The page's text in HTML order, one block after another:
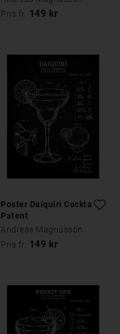
Pris fr. 149 kr
Poster Daiquiri Cocktail
Patent
Andreas Magnusson
Pris fr. 149 kr